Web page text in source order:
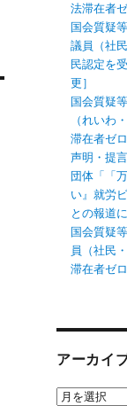
法滞在者
国会質疑
議員（社
民認定を
更］
国会質疑
（れいわ
滞在者ゼ
声明・提
団体「「
い』就労
との報道
国会質疑
員（社民
滞在者ゼ
アーカイ
ア